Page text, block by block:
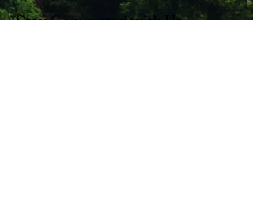
Stay Connected with Us